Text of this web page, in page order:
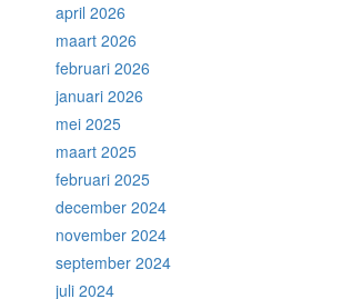
april 2026
maart 2026
februari 2026
januari 2026
mei 2025
maart 2025
februari 2025
december 2024
november 2024
september 2024
juli 2024